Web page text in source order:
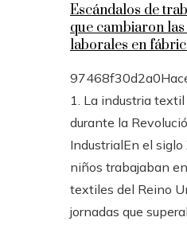
Escándalos de
que cambiaron
laborales en
97468f30d2a0
1. La industria
durante la
IndustrialEn el siglo
niños trabajaban
textiles del Reino
jornadas que